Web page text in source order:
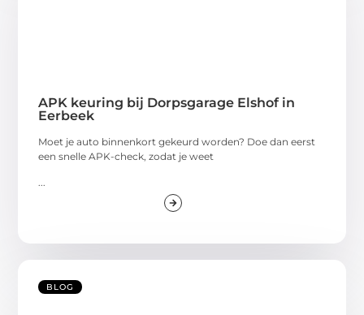
APK keuring bij Dorpsgarage Elshof in
Eerbeek
Moet je auto binnenkort gekeurd worden? Doe dan eerst
een snelle APK-check, zodat je weet
...
BLOG